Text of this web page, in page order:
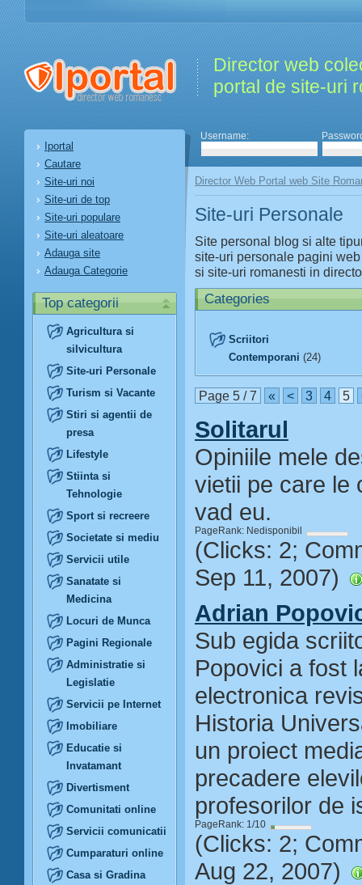
Director web
portal de site-uri
Iportal
Cautare
Site-uri noi
Site-uri de top
Site-uri populare
Site-uri aleatoare
Adauga site
Adauga Categorie
Top categorii
Agricultura si
silvicultura
Site-uri Personale
Turism si Vacante
Stiri si agentii de
presa
Lifestyle
Stiinta si
Tehnologie
Sport si recreere
Societate si mediu
Servicii utile
Sanatate si
Medicina
Locuri de Munca
Pagini Regionale
Administratie si
Legislatie
Servicii pe Internet
Imobiliare
Educatie si
Invatamant
Divertisment
Comunitati online
Servicii comunicatii
Cumparaturi online
Casa si Gradina
Username:
Director Web Portal web Site
Site-uri Personale
Site personal blog si alte
site-uri personale pagini
si site-uri romanesti in
Categories
Scriitori
Contemporani (24)
Page 5 / 7 « < 3 4 5
Solitarul
Opiniile mele
vietii pe care le
vad eu.
PageRank: Nedisponibil
(Clicks: 2;
Sep 11, 2007)
Adrian
Sub egida
Popovici a fost
electronica
Historia
un proiect
precadere
profesorilor de
PageRank: 1/10
(Clicks: 2;
Aug 22, 2007)